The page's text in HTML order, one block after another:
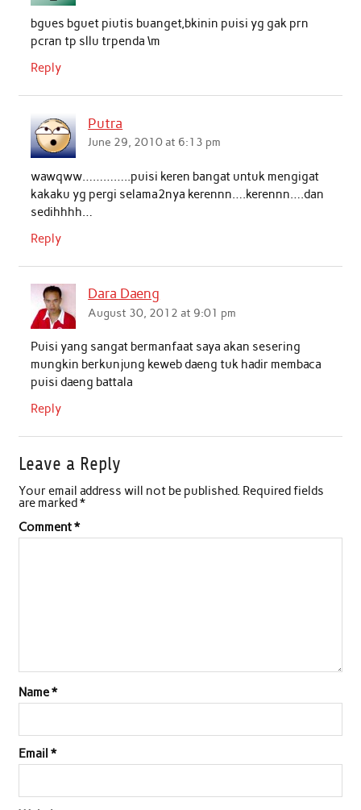
bgues bguet piutis buanget,bkinin puisi yg gak prn
pcran tp sllu trpenda \m
Reply
Putra
June 29, 2010 at 6:13 pm
wawqww…………..puisi keren bangat untuk mengigat
kakaku yg pergi selama2nya kerennn….kerennn….dan
sedihhhh…
Reply
Dara Daeng
August 30, 2012 at 9:01 pm
Puisi yang sangat bermanfaat saya akan sesering
mungkin berkunjung keweb daeng tuk hadir membaca
puisi daeng battala
Reply
Leave a Reply
Your email address will not be published. Required fields
are marked*
Comment*
Name*
Email *